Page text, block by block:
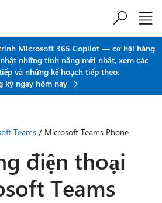
Microsoft 365 Copilot — cơ hội hàng
những tính năng mới nhất, xem các
và những kế hoạch tiếp theo.
ký ngay hôm nay
Teams/ Microsoft Teams Phone
điện thoại
Teams